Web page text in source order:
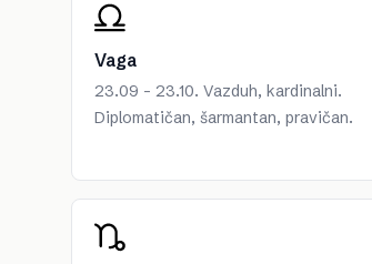
Vaga
23.09 - 23.10. Vazduh, kardinalni.
Diplomatičan, šarmantan, pravičan.